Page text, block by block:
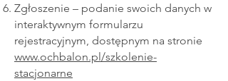
Zgłoszenie – podanie swoich danych w
interaktywnym formularzu
rejestracyjnym, dostępnym na stronie
www.ochbalon.pl/szkolenie-
stacjonarne